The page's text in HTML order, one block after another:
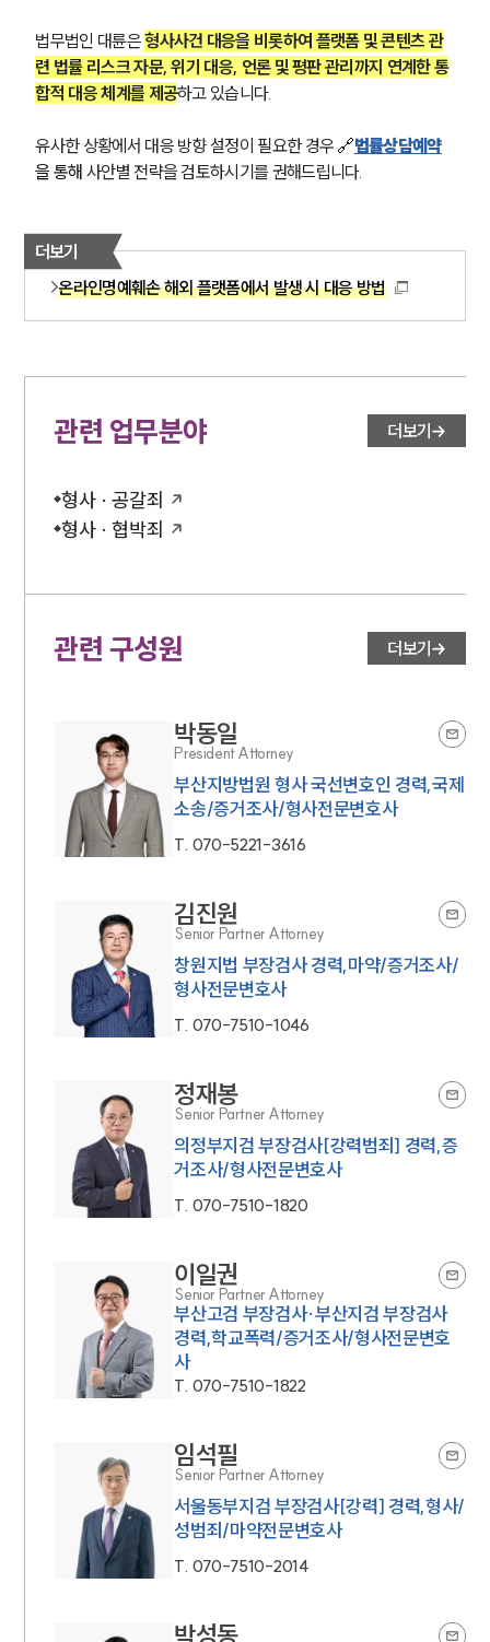
법무법인 대륜은 형사사건 대응을 비롯하여 플랫폼 및 콘텐츠 관
련 법률 리스크 자문, 위기 대응, 언론 및 평판 관리까지 연계한 통
합적 대응 체계를 제공하고 있습니다.
유사한 상황에서 대응 방향 설정이 필요한 경우 🔗법률상담예약
을 통해 사안별 전략을 검토하시기를 권해드립니다.
더보기
온라인명예훼손 해외 플랫폼에서 발생 시 대응 방법
관련 업무분야 더보기
형사 · 공갈죄
형사 · 협박죄
관련 구성원 더보기
박동일
President Attorney
부산지방법원 형사 국선변호인 경력,국제
소송/증거조사/형사전문변호사
T. 070-5221-3616
김진원
Senior Partner Attorney
창원지법 부장검사 경력,마약/증거조사/
형사전문변호사
T. 070-7510-1046
정재봉
Senior Partner Attorney
의정부지검 부장검사[강력범죄] 경력,증
거조사/형사전문변호사
T. 070-7510-1820
이일권
Senior Partner Attorney
부산고검 부장검사·부산지검 부장검사
경력,학교폭력/증거조사/형사전문변호
사
T. 070-7510-1822
임석필
Senior Partner Attorney
서울동부지검 부장검사[강력] 경력,형사/
성범죄/마약전문변호사
T. 070-7510-2014
박성동